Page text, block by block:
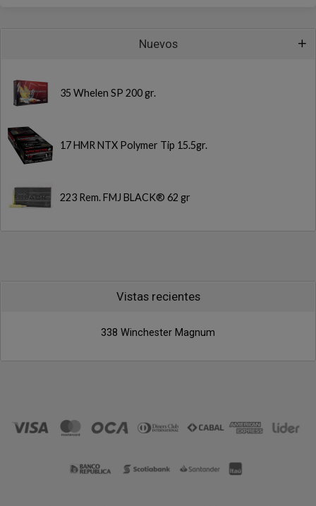
Nuevos
35 Whelen SP 200 gr.
17 HMR NTX Polymer Tip 15.5gr.
223 Rem. FMJ BLACK® 62 gr
Vistas recientes
338 Winchester Magnum